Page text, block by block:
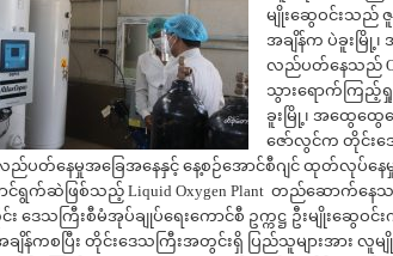
မျိုးဆွေဝင်းသည်
အချိန်က ပဲခူးမြို့
လည်ပတ်နေသည်
သွားရောက်ကြည့်
ခူးမြို့၊ အထွေထွေ
ဇော်လွင်က တိုင်းဒ
ပတ်နေမှုအခြေအနေနှင့် နေ့စဉ်အောင်စီဂျင် ထုတ်လုပ်နေမှု
ရွက်ဆဲဖြစ်သည့် Liquid Oxygen Plant တည်ဆောက်နေသ
င်း ဒေသကြီးစီမံအုပ်ချုပ်ရေးကောင်စီ ဥက္ကဋ္ဌ ဦးမျိုးဆွေ
န်ကစပြီး တိုင်းဒေသကြီးအတွင်းရှိ ပြည်သူများအား လူမ